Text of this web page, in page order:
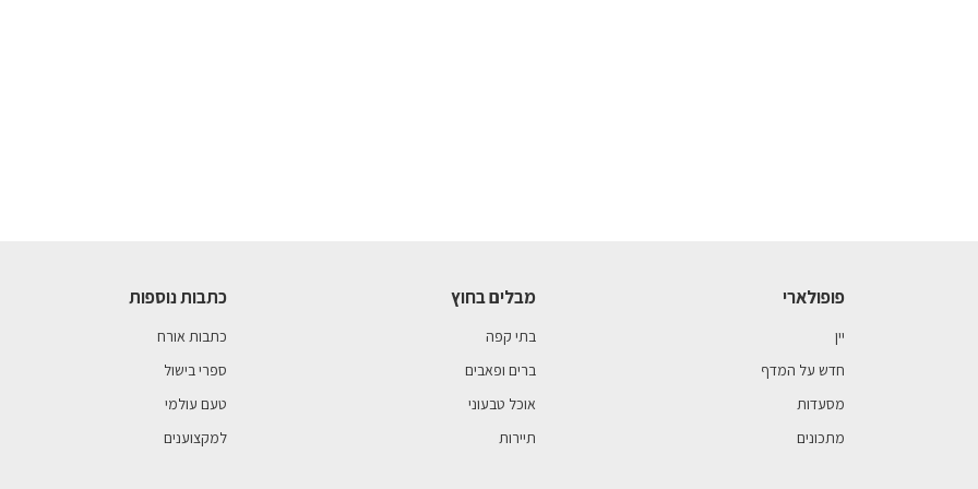
פופולארי
יין
חדש על המדף
מסעדות
מתכונים
מבלים בחוץ
בתי קפה
ברים ופאבים
אוכל טבעוני
תיירות
כתבות נוספות
כתבות אורח
ספרי בישול
טעם עולמי
למקצוענים